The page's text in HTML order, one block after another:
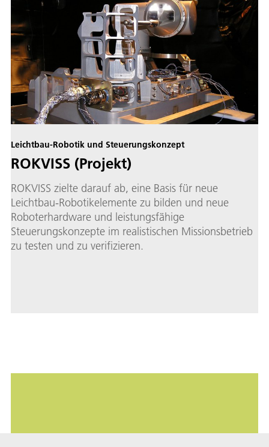
Leichtbau-Robotik und Steuerungskonzept
ROKVISS (Projekt)
ROKVISS zielte darauf ab, eine Basis für neue
Leichtbau-Robotikelemente zu bilden und neue
Roboterhardware und leistungsfähige
Steuerungskonzepte im realistischen Missionsbetrieb
zu testen und zu verifizieren.